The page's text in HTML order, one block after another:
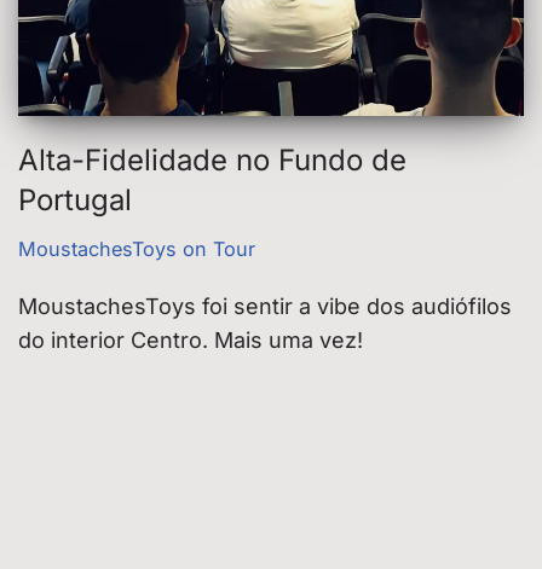
Alta-Fidelidade no Fundo de
Portugal
MoustachesToys on Tour
MoustachesToys foi sentir a vibe dos audiófilos
do interior Centro. Mais uma vez!